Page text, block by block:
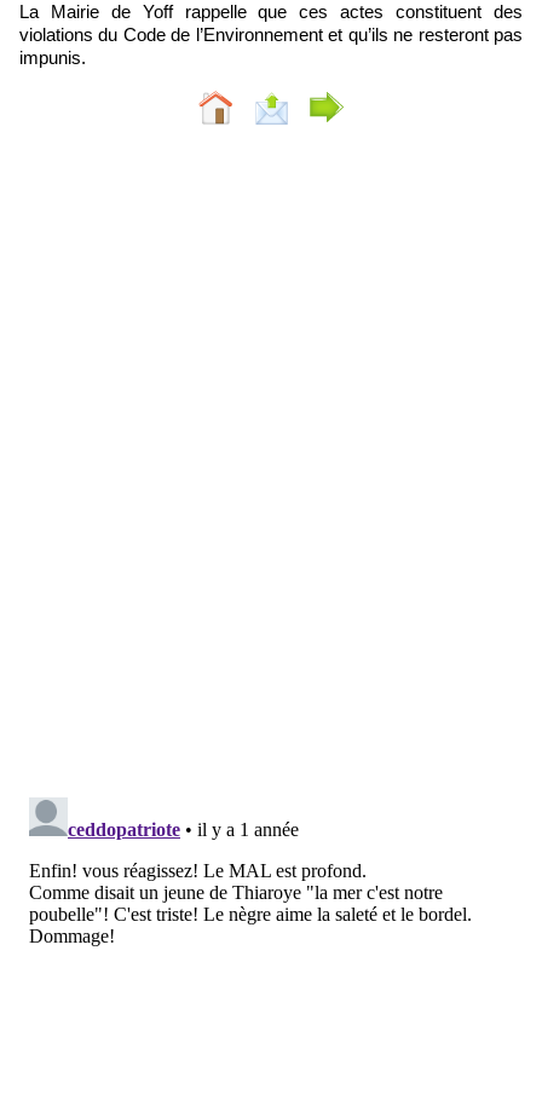
La Mairie de Yoff rappelle que ces actes constituent des
violations du Code de l’Environnement et qu’ils ne resteront pas
impunis.